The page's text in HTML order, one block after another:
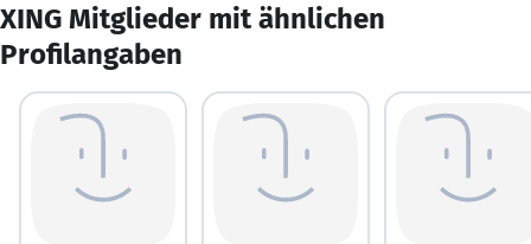
XING Mitglieder mit ähnlichen
Profilangaben